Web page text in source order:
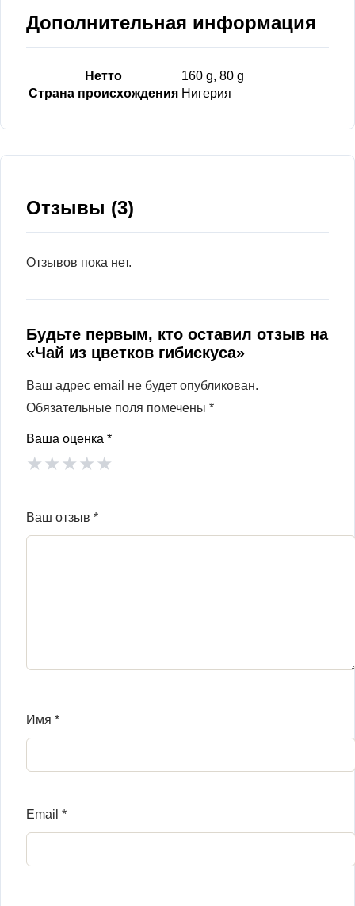
Дополнительная информация
Нетто
160 g, 80 g
Страна происхождения Нигерия
Отзывы (3)
Отзывов пока нет.
Будьте первым, кто оставил отзыв на
«Чай из цветков гибискуса»
Ваш адрес email не будет опубликован.
Обязательные поля помечены *
Ваша оценка *
★★★★★
Ваш отзыв *
Имя *
Email *